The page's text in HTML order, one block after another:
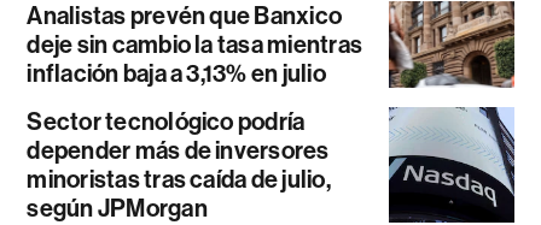
Analistas prevén que Banxico
deje sin cambio la tasa mientras
inflación baja a 3,13% en julio
Sector tecnológico podría
depender más de inversores
minoristas tras caída de julio,
según JPMorgan